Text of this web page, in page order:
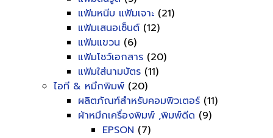
แฟ้มหนีบ แฟ้มเจาะ (21)
แฟ้มเสนอเซ็นต์ (12)
แฟ้มแขวน (6)
แฟ้มโชว์เอกสาร (20)
แฟ้มใส่นามบัตร (11)
ไอที & หมึกพิมพ์ (20)
ผลิตภัณฑ์สำหรับคอมพิวเตอร์ (11)
ผ้าหมึกเครื่องพิมพ์ ,พิมพ์ดีด (9)
EPSON (7)